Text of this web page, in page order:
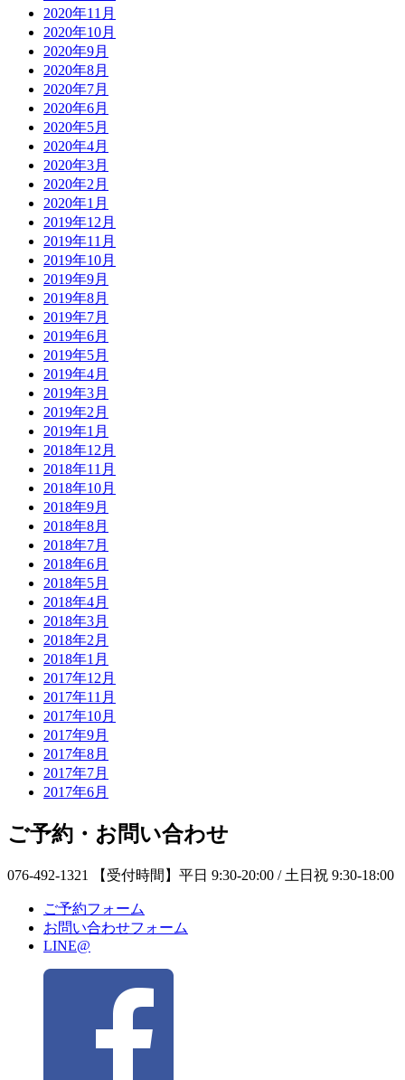
2020年11月
2020年10月
2020年9月
2020年8月
2020年7月
2020年6月
2020年5月
2020年4月
2020年3月
2020年2月
2020年1月
2019年12月
2019年11月
2019年10月
2019年9月
2019年8月
2019年7月
2019年6月
2019年5月
2019年4月
2019年3月
2019年2月
2019年1月
2018年12月
2018年11月
2018年10月
2018年9月
2018年8月
2018年7月
2018年6月
2018年5月
2018年4月
2018年3月
2018年2月
2018年1月
2017年12月
2017年11月
2017年10月
2017年9月
2017年8月
2017年7月
2017年6月
ご予約・お問い合わせ
076-492-1321 【受付時間】平日 9:30-20:00 / 土日祝 9:30-18:00
ご予約フォーム
お問い合わせフォーム
LINE@